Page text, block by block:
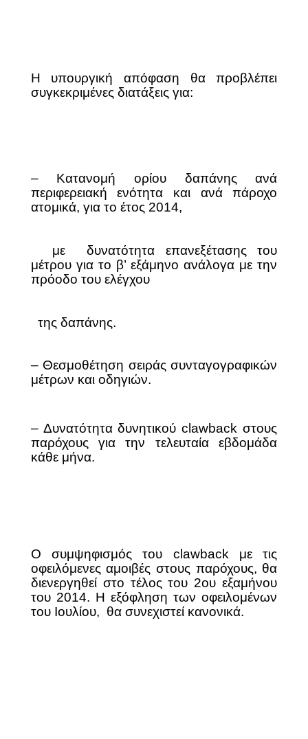
Η υπουργική απόφαση θα προβλέπει
συγκεκριμένες διατάξεις για:
– Κατανομή ορίου δαπάνης ανά
περιφερειακή ενότητα και ανά πάροχο
ατομικά, για το έτος 2014,
με
δυνατότητα επανεξέτασης του
μέτρου για το β’ εξάμηνο ανάλογα με την
πρόοδο του ελέγχου
της δαπάνης.
– Θεσμοθέτηση σειράς συνταγογραφικών
μέτρων και οδηγιών.
– Δυνατότητα δυνητικού clawback στους
παρόχους για την τελευταία εβδομάδα
κάθε μήνα.
Ο συμψηφισμός του clawback με τις
οφειλόμενες αμοιβές στους παρόχους, θα
διενεργηθεί στο τέλος του 2ου εξαμήνου
του 2014. Η εξόφληση των οφειλομένων
του Ιουλίου, θα συνεχιστεί κανονικά.